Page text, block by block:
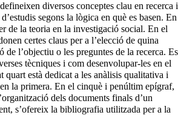
diversos conceptes clau en recerca i
segons la lògica en què es basen. En
de la teoria en la investigació social. En el
certes claus per a l’elecció de quina
de l’objectiu o les preguntes de la recerca. Es
tècniques i com desenvolupar-les en el
quart està dedicat a les anàlisis qualitativa i
la primera. En el cinquè i penúltim epígraf,
dels documents finals d’un
s’ofereix la bibliografia utilitzada per a la